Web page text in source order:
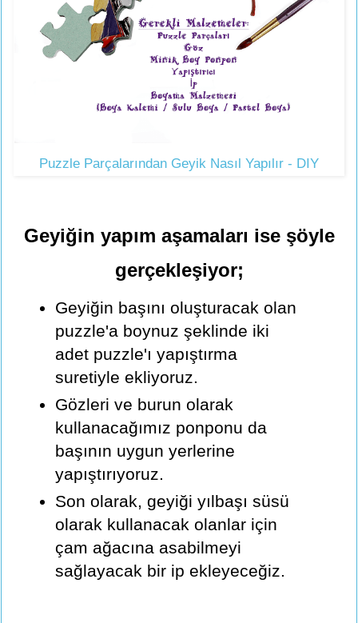
Puzzle Parçalarından Geyik Nasıl Yapılır - DIY
Geyiğin yapım aşamaları ise şöyle
gerçekleşiyor;
Geyiğin başını oluşturacak olan
puzzle'a boynuz şeklinde iki
adet puzzle'ı yapıştırma
suretiyle ekliyoruz.
Gözleri ve burun olarak
kullanacağımız ponponu da
başının uygun yerlerine
yapıştırıyoruz.
Son olarak, geyiği yılbaşı süsü
olarak kullanacak olanlar için
çam ağacına asabilmeyi
sağlayacak bir ip ekleyeceğiz.